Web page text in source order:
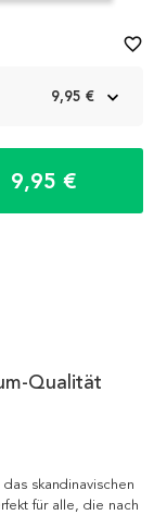
9,95 €
9,95 €
favorite_border
Qualität
skandinavischen
für alle, die nach